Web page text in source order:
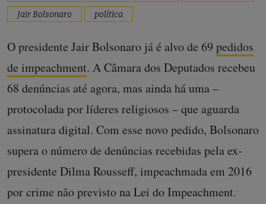
Jair Bolsonaro
política
O presidente Jair Bolsonaro já é alvo de 69 pedidos
de impeachment. A Câmara dos Deputados recebeu
68 denúncias até agora, mas ainda há uma –
protocolada por líderes religiosos – que aguarda
assinatura digital. Com esse novo pedido, Bolsonaro
supera o número de denúncias recebidas pela ex-
presidente Dilma Rousseff, impeachmada em 2016
por crime não previsto na Lei do Impeachment.